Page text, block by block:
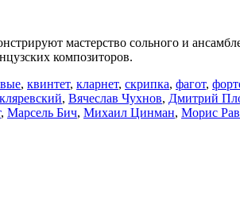
мастерство сольного и
композиторов.
, квинтет, кларнет, скрипка, фагот,
, Вячеслав Чухнов, Дмитрий
, Марсель Бич, Михаил Цинман, Морис